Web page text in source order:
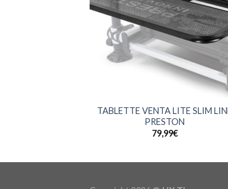
TABLETTE VENTA LITE SLIM
PRESTON
79,99€